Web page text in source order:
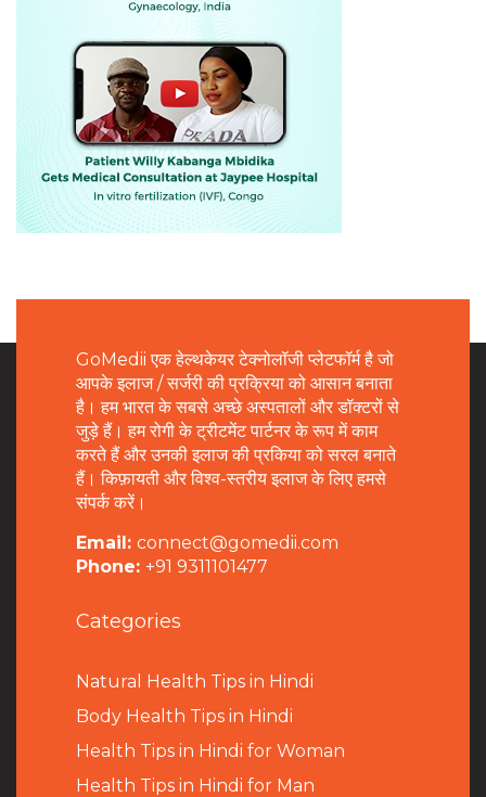
GoMedii एक हेल्थकेयर टेक्नोलॉजी प्लेटफॉर्म है जो
आपके इलाज / सर्जरी की प्रक्रिया को आसान बनाता
है। हम भारत के सबसे अच्छे अस्पतालों और डॉक्टरों से
जुड़े हैं। हम रोगी के ट्रीटमेंट पार्टनर के रूप में काम
करते हैं और उनकी इलाज की प्रकिया को सरल बनाते
हैं। किफ़ायती और विश्व-स्तरीय इलाज के लिए हमसे
संपर्क करें।
Email: connect@gomedii.com
Phone: +91 9311101477
Categories
Natural Health Tips in Hindi
Body Health Tips in Hindi
Health Tips in Hindi for Woman
Health Tips in Hindi for Man